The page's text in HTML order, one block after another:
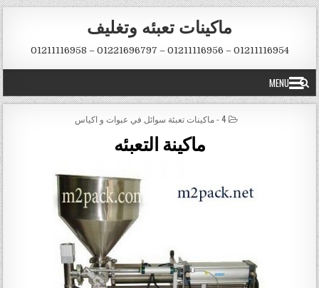
Skip to content
ماكينات تعبئه وتغليف
01211116954 – 01211116956 – 01221696797 – 01211116958
MENU
POSTED IN
4 - ماكينات تعبئة سوائل في عبوات و اكياس
ماكينة التعبئه